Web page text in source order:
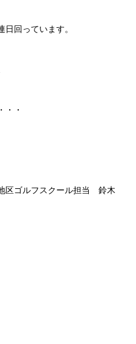
回っています。
・・
区ゴルフスクール担当 鈴木